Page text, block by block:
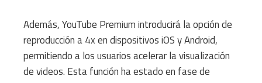
Además, YouTube Premium introducirá la opción de
reproducción a 4x en dispositivos iOS y Android,
permitiendo a los usuarios acelerar la visualización
de videos. Esta función ha estado en fase de